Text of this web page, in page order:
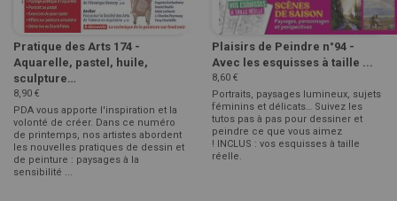
Pratique des Arts 174 -
Aquarelle, pastel, huile,
sculpture…
8,90 €
PDA vous apporte l'inspiration et la
volonté de créer. Dans ce numéro
de printemps, nos artistes abordent
les nouvelles pratiques de dessin et
de peinture : paysages à la
sensibilité ...
Plaisirs de Peindre n°94 -
Avec les esquisses à taille ...
8,60 €
Portraits, paysages lumineux, sujets
féminins et délicats… Suivez les
tutos pas à pas pour dessiner et
peindre ce que vous aimez
! INCLUS : vos esquisses à taille
réelle.